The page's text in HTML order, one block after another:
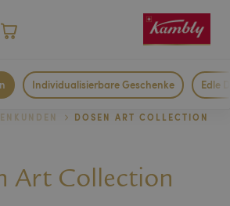
WARENKORB
Individualisierbare Geschenke Edle
DOSEN ART COLLECTION
Art Collection